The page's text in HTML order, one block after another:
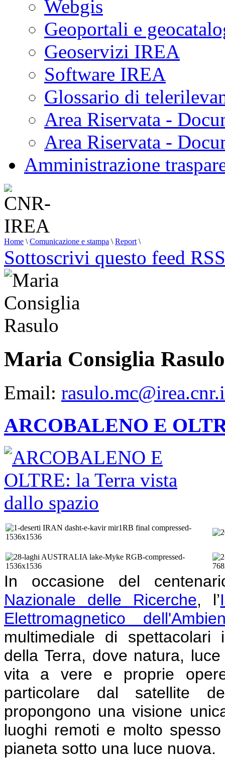
Webgis
Geoportali e
Geoservizi IREA
Software IREA
Glossario di
Area Riservata -
Area Riservata -
Amministrazione
Home \ Comunicazione e stampa \ Report \
Sottoscrivi questo feed RSS
Maria Consiglia Rasulo
Email:
ARCOBALENO E
In occasione del
Nazionale delle Ricerche, l’
Elettromagnetico
multimediale di spettacolari
della Terra, dove natura,
vita a vere e proprie
particolare dal satellite
propongono una visione
luoghi remoti e molto
pianeta sotto una luce nuova.